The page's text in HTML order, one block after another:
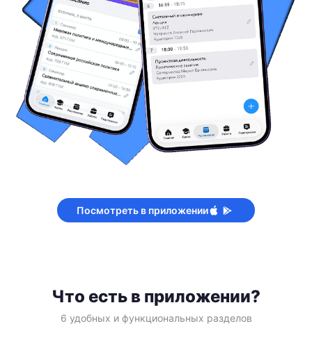
Посмотреть в приложении
Что есть в приложении?
6 удобных и функциональных разделов